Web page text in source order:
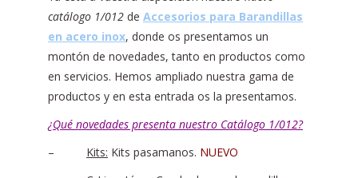
catálogo 1/012 de Accesorios para Barandillas
en acero inox, donde os presentamos un
montón de novedades, tanto en productos como
en servicios. Hemos ampliado nuestra gama de
productos y en esta entrada os la presentamos.
¿Qué novedades presenta nuestro Catálogo 1/012?
– Kits: Kits pasamanos. NUEVO